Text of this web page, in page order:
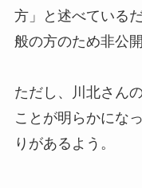
方」と述べている
般の方のため非公開
ただし、川北さん
ことが明らかにな
りがあるよう。